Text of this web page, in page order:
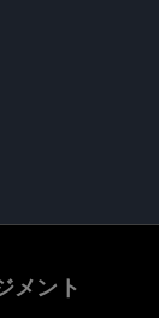
メント